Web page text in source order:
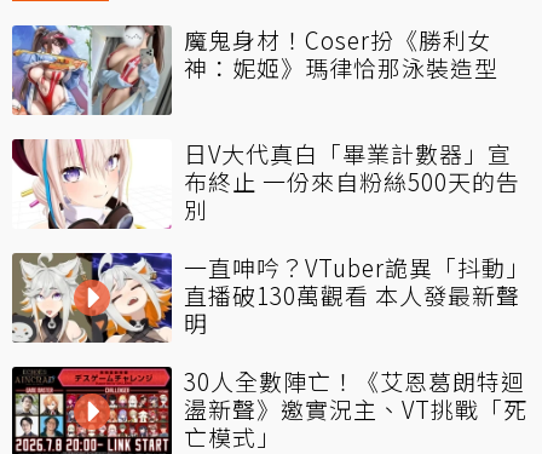
魔鬼身材！Coser扮《勝利女
神：妮姬》瑪律恰那泳裝造型
日V大代真白「畢業計數器」宣
布終止 一份來自粉絲500天的告
別
一直呻吟？VTuber詭異「抖動」
直播破130萬觀看 本人發最新聲
明
30人全數陣亡！《艾恩葛朗特迴
盪新聲》邀實況主、VT挑戰「死
亡模式」